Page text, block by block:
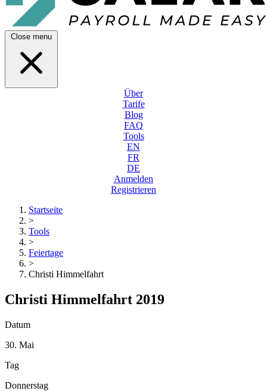
Close menu
Über
Tarife
Blog
FAQ
Tools
EN
FR
DE
Anmelden
Registrieren
Startseite
>
Tools
>
Feiertage
>
Christi Himmelfahrt
Christi Himmelfahrt 2019
Datum
30. Mai
Tag
Donnerstag